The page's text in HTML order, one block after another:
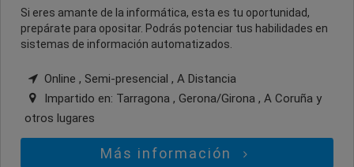
Si eres amante de la informática, esta es tu oportunidad,
prepárate para opositar. Podrás potenciar tus habilidades en
sistemas de información automatizados.
Online , Semi-presencial , A Distancia
Impartido en: Tarragona , Gerona/Girona , A Coruña y
otros lugares
Más información